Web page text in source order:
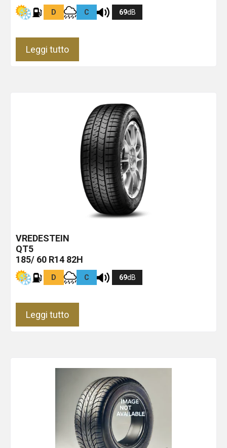
D C 69dB
Leggi tutto
VREDESTEIN
QT5
185/ 60 R14 82H
D C 69dB
Leggi tutto